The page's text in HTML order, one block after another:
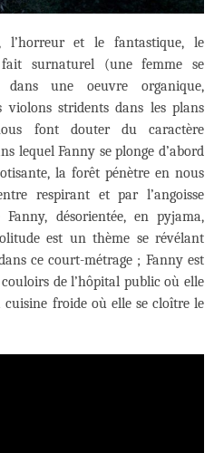
l’horreur et le fantastique, le
surnaturel (une femme se
une oeuvre organique,
violons stridents dans les plans
font douter du caractère
lequel Fanny se plonge d’abord
la forêt pénètre en nous
respirant et par l’angoisse
désorientée, en pyjama,
est un thème se révélant
ce court-métrage ; Fanny est
de l’hôpital public où elle
froide où elle se cloître le